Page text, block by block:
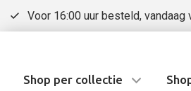
Voor 16:00 uur besteld, vandaag
Shop per collectie